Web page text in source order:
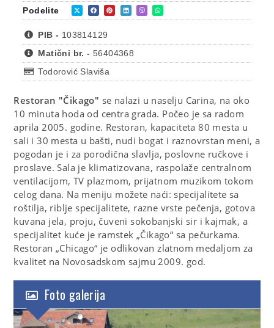
Podelite
PIB - 103814129
Matični br. -56404368
Todorović Slaviša
Restoran "Čikago" se nalazi u naselju Carina, na oko
10 minuta hoda od centra grada. Počeo je sa radom
aprila 2005. godine. Restoran, kapaciteta 80 mesta u
sali i 30 mesta u bašti, nudi bogat i raznovrstan meni, a
pogodan je i za porodična slavlja, poslovne ručkove i
proslave. Sala je klimatizovana, raspolaže centralnom
ventilacijom, TV plazmom, prijatnom muzikom tokom
celog dana. Na meniju možete naći: specijalitete sa
roštilja, riblje specijalitete, razne vrste pečenja, gotova
kuvana jela, proju, čuveni sokobanjski sir i kajmak, a
specijalitet kuće je ramstek „Čikago“ sa pečurkama.
Restoran „Chicago“ je odlikovan zlatnom medaljom za
kvalitet na Novosadskom sajmu 2009. god.
Foto galerija